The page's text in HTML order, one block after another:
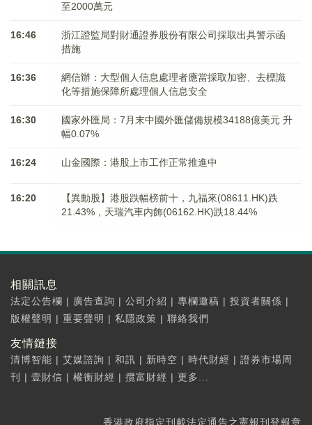
至2000萬元
16:46
浙江證監局對財通證券股份有限公司採取出具警示函
措施
16:36
網信辦：大型個人信息處理者應當採取加密、去標識
化等措施保障所處理個人信息安全
16:30
國家外匯局：7月末中國外匯儲備規模34188億美元 升
幅0.07%
16:24 山金國際：港股上市工作正常推進中
16:20
【異動股】港股跌幅榜前十，九福來(08611.HK)跌
21.43%，天瑞汽車内飾(06162.HK)跌18.44%
相關訊息
法定公告欄 | 廣告查詢 | 公司介紹 | 專欄邀稿 | 投資者關係 |
版權聲明 | 重要聲明 | 私隱政策 | 聯絡我們
友情鏈接
清博智能 | 艾媒諮詢 | 和訊 | 新時空 | 時代財經 | 證券市場周
刊
| 壹財信 | 權衡財經 | 攬富財經 | 更多...
香港政府指定刊載法定通告之憲報刊登報章